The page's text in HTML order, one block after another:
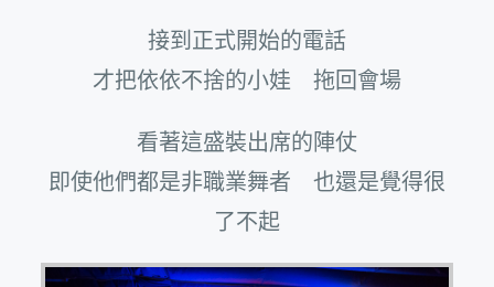
接到正式開始的電話
才把依依不捨的小娃 拖回會場
看著這盛裝出席的陣仗
即使他們都是非職業舞者 也還是覺得很
了不起